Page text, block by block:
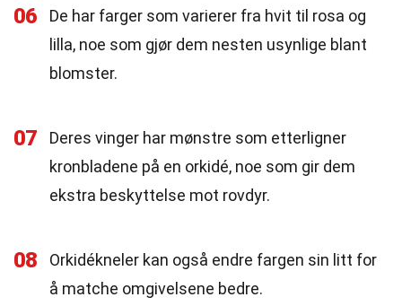
06
De har farger som varierer fra hvit til rosa og
lilla, noe som gjør dem nesten usynlige blant
blomster.
07
Deres vinger har mønstre som etterligner
kronbladene på en orkidé, noe som gir dem
ekstra beskyttelse mot rovdyr.
08
Orkidékneler kan også endre fargen sin litt for
å matche omgivelsene bedre.